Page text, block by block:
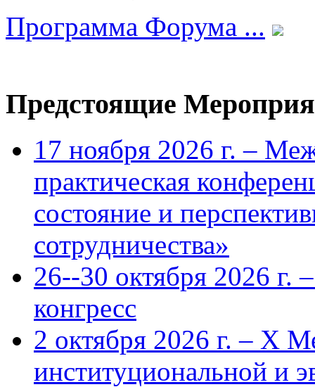
Программа Форума ...
Предстоящие
17 ноября 2026 г. –
практическая
состояние и
сотрудничества»
26--30 октября 2026 г.
конгресс
2 октября 2026 г. – X
институциональной и